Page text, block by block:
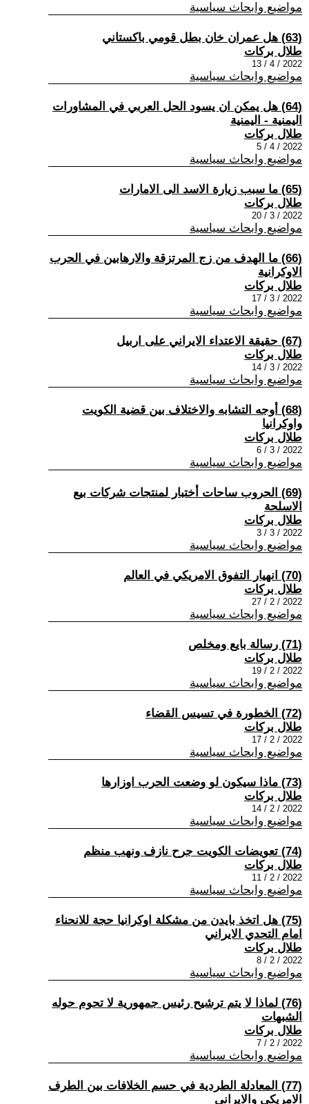
مواضيع وابحاث سياسية
(63) هل عمران خان بطل قومي باكستاني
طلال بركات
2022 / 4 / 13
مواضيع وابحاث سياسية
(64) هل يمكن ان يسود الحل العربي في المشاورات
اليمنية - اليمنية
طلال بركات
2022 / 4 / 5
مواضيع وابحاث سياسية
(65) ما سبب زيارة الاسد الى الامارات
طلال بركات
2022 / 3 / 20
مواضيع وابحاث سياسية
(66) ما الهدف من زج المرتزقة والارهابين في الحرب
الاوكرانية
طلال بركات
2022 / 3 / 17
مواضيع وابحاث سياسية
(67) حقيقة الاعتداء الايراني على اربيل
طلال بركات
2022 / 3 / 14
مواضيع وابحاث سياسية
(68) أوجه التشابه والاختلاف بين قضية الكويت
واوكرانيا
طلال بركات
2022 / 3 / 6
مواضيع وابحاث سياسية
(69) الحروب ساحات أختبار لمنتجات شركات بيع
الاسلحة
طلال بركات
2022 / 3 / 3
مواضيع وابحاث سياسية
(70) انهيار التفوق الامريكي في العالم
طلال بركات
2022 / 2 / 27
مواضيع وابحاث سياسية
(71) رسالة بايع ومخلص
طلال بركات
2022 / 2 / 19
مواضيع وابحاث سياسية
(72) الخطورة في تسيس القضاء
طلال بركات
2022 / 2 / 17
مواضيع وابحاث سياسية
(73) ماذا سيكون لو وضعت الحرب اوزارها
طلال بركات
2022 / 2 / 14
مواضيع وابحاث سياسية
(74) تعويضات الكويت جرح نازف ونهب منظم
طلال بركات
2022 / 2 / 11
مواضيع وابحاث سياسية
(75) هل اتخذ بايدن من مشكلة اوكرانيا حجة للانحناء
امام التحدي الايراني
طلال بركات
2022 / 2 / 8
مواضيع وابحاث سياسية
(76) لماذا لا يتم ترشيح رئيس جمهورية لا تحوم حوله
الشبهات
طلال بركات
2022 / 2 / 7
مواضيع وابحاث سياسية
(77) المعادلة الطردية في حسم الخلافات بين الطرف
الامريكي والايراني